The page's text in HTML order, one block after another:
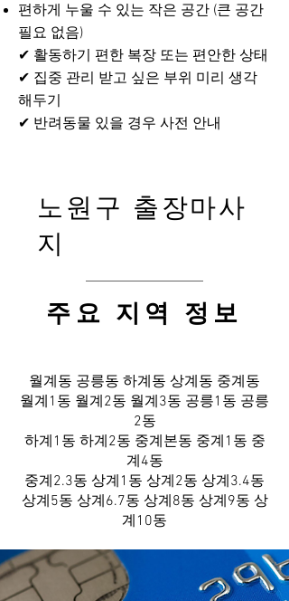
편하게 누울 수 있는 작은 공간 (큰 공간
필요 없음)
✔ 활동하기 편한 복장 또는 편안한 상태
✔ 집중 관리 받고 싶은 부위 미리 생각
해두기
✔ 반려동물 있을 경우 사전 안내
노원구 출장마사
지
​주요 지역 정보
월계동 공릉동 하계동 상계동 중계동
월계1동 월계2동 월계3동 공릉1동 공릉
2동
하계1동 하계2동 중계본동 중계1동 중
계4동
중계2.3동 상계1동 상계2동 상계3.4동
상계5동 상계6.7동 상계8동 상계9동 상
계10동